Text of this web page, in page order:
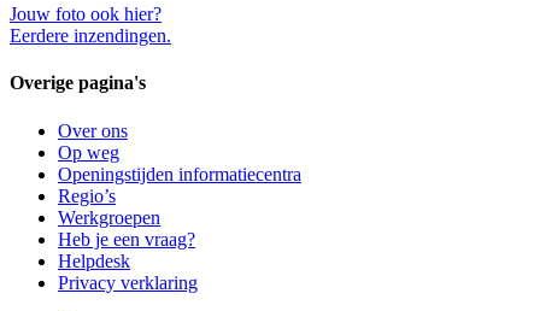
Jouw foto ook hier?
Eerdere inzendingen.
Overige pagina's
Over ons
Op weg
Openingstijden informatiecentra
Regio’s
Werkgroepen
Heb je een vraag?
Helpdesk
Privacy verklaring